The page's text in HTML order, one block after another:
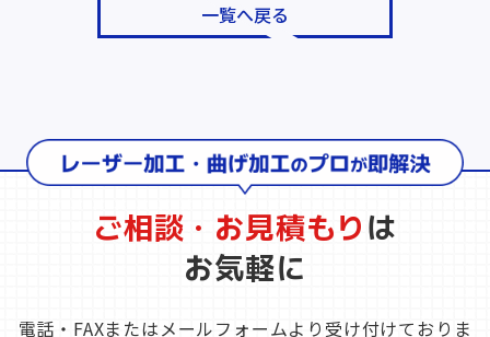
一覧へ戻る
ご相談・お見積もりは
お気軽に
電話・FAXまたはメールフォームより受け付けておりま